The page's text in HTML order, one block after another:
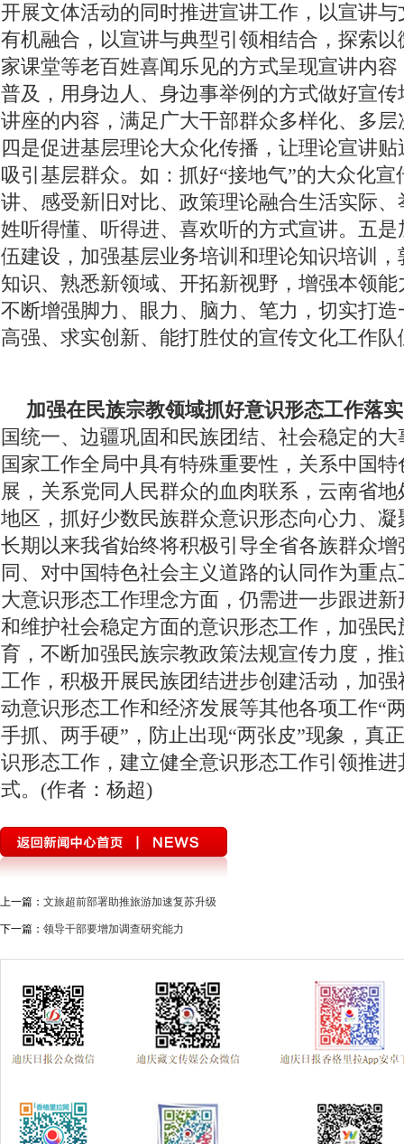
习近平新时代中国特色社会主义思想 贯彻落实习近平考察云南讲话
春节期间侵犯假冒行为专项整治 网络中国节·春节 全国·两会
开展文体活动的同时推进宣讲工作，以宣讲
有机融合，以宣讲与典型引领相结合，探索
家课堂等老百姓喜闻乐见的方式呈现宣讲内
普及，用身边人、身边事举例的方式做好宣
讲座的内容，满足广大干部群众多样化、多
四是促进基层理论大众化传播，让理论宣讲
吸引基层群众。如：抓好“接地气”的大众化
讲、感受新旧对比、政策理论融合生活实际
姓听得懂、听得进、喜欢听的方式宣讲。五
伍建设，加强基层业务培训和理论知识培训
知识、熟悉新领域、开拓新视野，增强本领
不断增强脚力、眼力、脑力、笔力，切实打
高强、求实创新、能打胜仗的宣传文化工作队
加强在民族宗教领域抓好意识形态工作落
国统一、边疆巩固和民族团结、社会稳定的
国家工作全局中具有特殊重要性，关系中国
展，关系党同人民群众的血肉联系，云南省
地区，抓好少数民族群众意识形态向心力、
长期以来我省始终将积极引导全省各族群众
同、对中国特色社会主义道路的认同作为重
大意识形态工作理念方面，仍需进一步跟进
和维护社会稳定方面的意识形态工作，加强
育，不断加强民族宗教政策法规宣传力度，
工作，积极开展民族团结进步创建活动，加
动意识形态工作和经济发展等其他各项工作“
手抓、两手硬”，防止出现“两张皮”现象，真
识形态工作，建立健全意识形态工作引领推
式。(作者：杨超)
上一篇： 文旅超前部署助推旅游加速复苏升级
下一篇： 领导干部要增加调查研究能力